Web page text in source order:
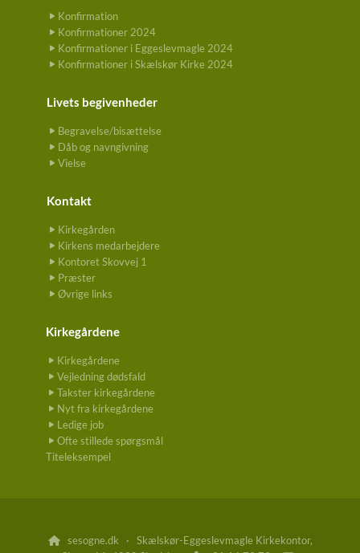
Konfirmation
Konfirmationer 2024
Konfirmationer i Eggeslevmagle 2024
Konfirmationer i Skælskør Kirke 2024
Livets begivenheder
Begravelse/bisættelse
Dåb og navngivning
Vielse
Kontakt
Kirkegården
Kirkens medarbejdere
Kontoret Skovvej 1
Præster
Øvrige links
Kirkegårdene
Kirkegårdene
Vejledning dødsfald
Takster kirkegårdene
Nyt fra kirkegårdene
Ledige job
Ofte stillede spørgsmål
Titeleksempel
sesogne.dk · Skælskør-Eggeslevmagle Kirkekontor,